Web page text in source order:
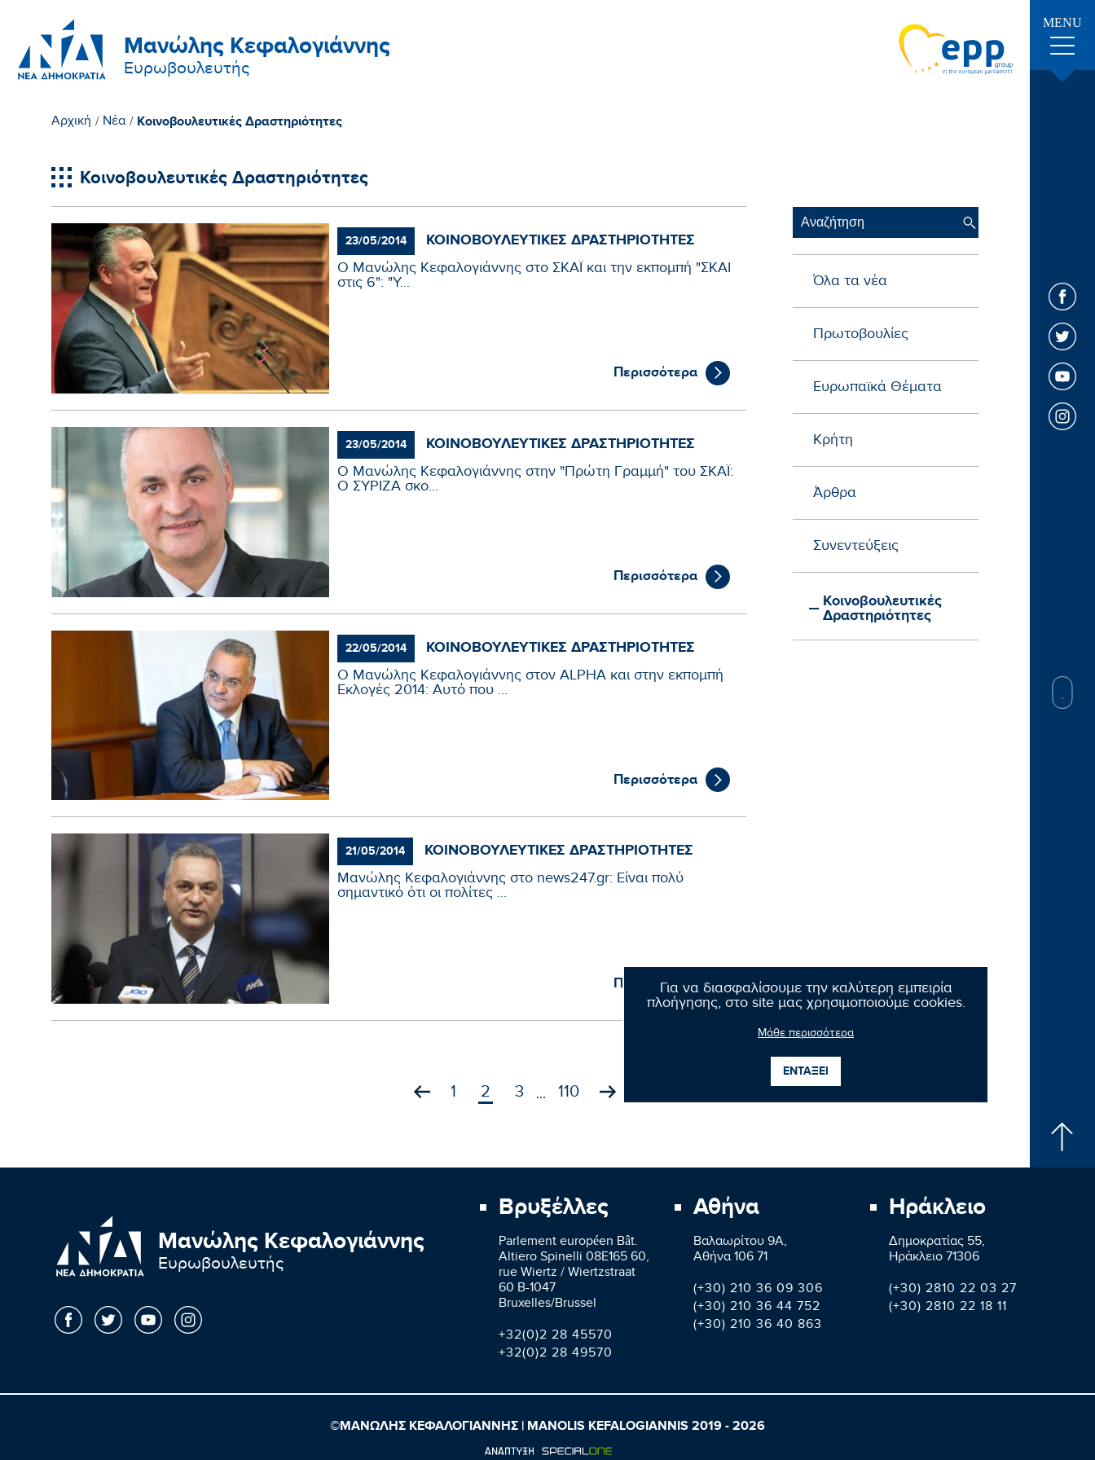
Μανώλης Κεφαλογιάννης
Ευρωβουλευτής
MENU
Για να διασφαλίσουμε την καλύτερη εμπειρία
πλοήγησης, στο site μας χρησιμοποιούμε cookies.
Μάθε περισσότερα
ΕΝΤΑΞΕΙ
Αρχική / Νέα / Κοινοβουλευτικές Δραστηριότητες
Κοινοβουλευτικές Δραστηριότητες
23/05/2014 ΚΟΙΝΟΒΟΥΛΕΥΤΙΚΈΣ ΔΡΑΣΤΗΡΙΌΤΗΤΕΣ
Ο Μανώλης Κεφαλογιάννης στο ΣΚΑΪ και την εκπομπή "ΣΚΑΙ
στις 6": "Υ...
Περισσότερα
23/05/2014 ΚΟΙΝΟΒΟΥΛΕΥΤΙΚΈΣ ΔΡΑΣΤΗΡΙΌΤΗΤΕΣ
Ο Μανώλης Κεφαλογιάννης στην "Πρώτη Γραμμή" του ΣΚΑΪ:
Ο ΣΥΡΙΖΑ σκο...
Περισσότερα
22/05/2014 ΚΟΙΝΟΒΟΥΛΕΥΤΙΚΈΣ ΔΡΑΣΤΗΡΙΌΤΗΤΕΣ
Ο Μανώλης Κεφαλογιάννης στον ALPHA και στην εκπομπή
Εκλογές 2014: Αυτό που ...
Περισσότερα
21/05/2014 ΚΟΙΝΟΒΟΥΛΕΥΤΙΚΈΣ ΔΡΑΣΤΗΡΙΌΤΗΤΕΣ
Μανώλης Κεφαλογιάννης στο news247.gr: Είναι πολύ
σημαντικό ότι οι πολίτες ...
Περισσότερα
Όλα τα νέα
Πρωτοβουλίες
Ευρωπαϊκά Θέματα
Κρήτη
Άρθρα
Συνεντεύξεις
Κοινοβουλευτικές
Δραστηριότητες
1 2 3 ... 110
Μανώλης Κεφαλογιάννης
Ευρωβουλευτής
Βρυξέλλες
Parlement européen Bât.
Altiero Spinelli 08E165 60,
rue Wiertz / Wiertzstraat
60 B-1047
Bruxelles/Brussel
+32(0)2 28 45570
+32(0)2 28 49570
Αθήνα
Βαλαωρίτου 9A,
Aθήνα 106 71
(+30) 210 36 09 306
(+30) 210 36 44 752
(+30) 210 36 40 863
Ηράκλειο
Δημοκρατίας 55,
Ηράκλειο 71306
(+30) 2810 22 03 27
(+30) 2810 22 18 11
©ΜΑΝΩΛΗΣ ΚΕΦΑΛΟΓΙΑΝΝΗΣ | MANOLIS KEFALOGIANNIS 2019 - 2026